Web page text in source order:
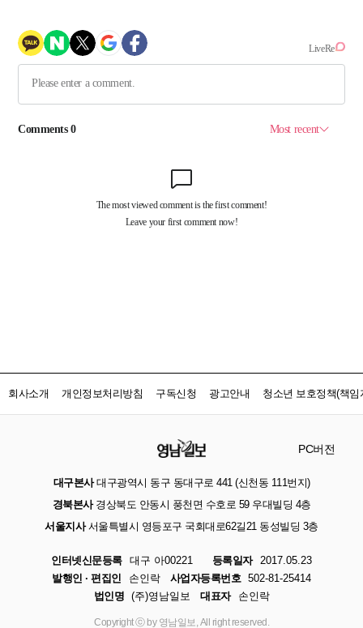
회사소개 개인정보처리방침 구독신청 광고안내 청소년 보호정책(책임
PC버전
대구본사대구광역시 동구 동대구로 441 (신천동 111번지)
경북본사경상북도 안동시 풍천면 수호로 59 우대빌딩 4층
서울지사서울특별시 영등포구 국회대로62길21 동성빌딩 3층
인터넷신문등록 대구 아00221 등록일자
2017.05.23
발행인 · 편집인
손인락 사업자등록번호 502-81-25414
법인명 (주)영남일보 대표자 손인락
Copyright ⓒ by 영남일보, All right reserved.